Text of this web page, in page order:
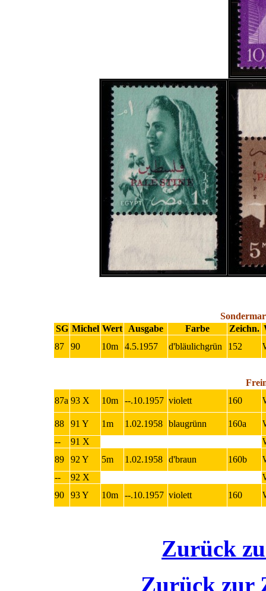
SG Michel Wert Ausgabe Farbe Zeichn.
87
90 10m 4.5.1957 d'bläulichgrün 152
87a 93 X 10m --.10.1957 violett 160
88 91 Y 1m 1.02.1958 blaugrünn 160a
--
91 X
89
92 Y 5m 1.02.1958 d'braun 160b
--
92 X
90
93 Y 10m --.10.1957 violett 160
Zurück
Zurück zur